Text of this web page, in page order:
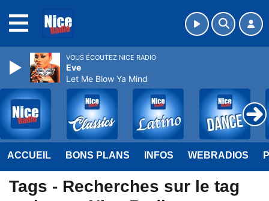
ACCUEIL BONS PLANS INFOS WEBRADIOS
Tags - Recherches sur le tag
VOUS ÉCOUTEZ NICE RADIO
Eve
Let Me Blow Ya Mind